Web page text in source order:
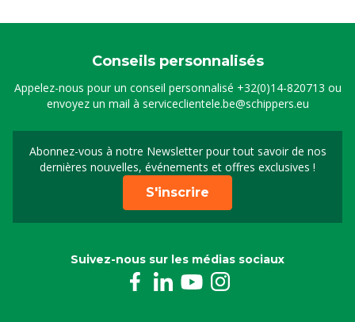
Conseils personnalisés
Appelez-nous pour un conseil personnalisé +32(0)14-820713 ou
envoyez un mail à serviceclientele.be@schippers.eu
Abonnez-vous à notre Newsletter pour tout savoir de nos
dernières nouvelles, événements et offres exclusives !
Inscrivez-vous à notre
S'inscrire
Suivez-nous sur les médias sociaux